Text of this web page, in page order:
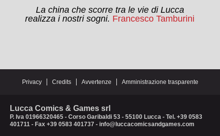
La china che scorre tra le vie di Lucca
realizza i nostri sogni. Francesco Tamburini
Lucca, sei gioia e dolore, corse, attese,
ritardi, freddo e caldo, sorrisi e lacrime,
Privacy Credits Avvertenze Amministrazione trasparente
Lucca Comics & Games srl
P. Iva 01966320465 - Corso Garibaldi 53 - 55100 Lucca - Tel. +39 0583
401711 - Fax +39 0583 401737 - info@luccacomicsandgames.com